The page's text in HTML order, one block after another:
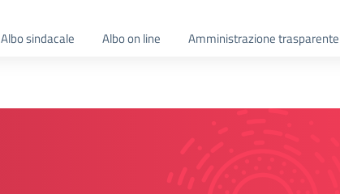
Albo sindacale Albo on line Amministrazione trasparente